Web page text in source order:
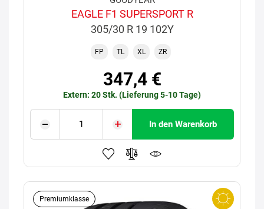
EAGLE F1 SUPERSPORT R
305/30 R 19 102Y
FP TL XL ZR
347,4 €
Extern: 20 Stk. (Lieferung 5-10 Tage)
In den Warenkorb
Premiumklasse